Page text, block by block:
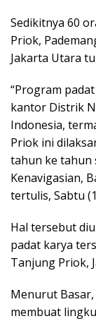
Sedikitnya 60
Priok,
Jakarta Utara
“Program
kantor Distrik
Indonesia,
Priok ini
tahun ke tahun
Kenavigasian,
tertulis, Sabtu
Hal tersebut
padat karya
Tanjung Priok,
Menurut
membuat